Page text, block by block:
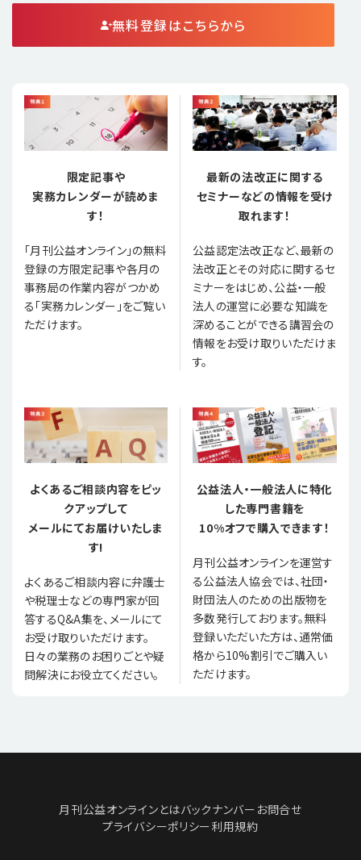
無料登録はこちらから
限定記事や
実務カレンダーが読めま
す！
「月刊公益オンライン」の無料
登録の方限定記事や各月の
事務局の作業内容がつかめ
る「実務カレンダー」をご覧い
ただけます。
最新の法改正に関する
セミナーなどの情報を受け
取れます！
公益認定法改正など、最新の
法改正とその対応に関するセ
ミナーをはじめ、公益・一般
法人の運営に必要な知識を
深めることができる講習会の
情報をお受け取りいただけま
す。
よくあるご相談内容をピッ
クアップして
メールにてお届けいたしま
す!
よくあるご相談内容に弁護士
や税理士などの専門家が回
答するQ&A集を、メールにて
お受け取りいただけます。
日々の業務のお困りごとや疑
問解決にお役立てください。
公益法人・一般法人に特化
した専門書籍を
10%オフで購入できます！
月刊公益オンラインを運営す
る公益法人協会では、社団・
財団法人のための出版物を
多数発行しております。無料
登録いただいた方は、通常価
格から10%割引でご購入い
ただけます。
月刊公益オンラインとはバックナンバー お問合せ
プライバシーポリシー利用規約